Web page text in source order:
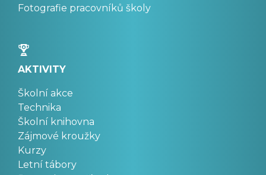
Fotografie pracovníků školy
AKTIVITY
Školní akce
Technika
Školní knihovna
Zájmové kroužky
Kurzy
Letní tábory